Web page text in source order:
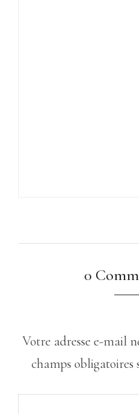
0
Votre adresse e-mail
champs obligatoires